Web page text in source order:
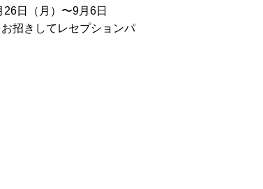
日（月）〜9月6日
招きしてレセプションパ